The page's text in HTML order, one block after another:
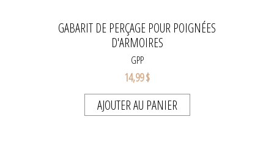
GABARIT DE PERÇAGE POUR POIGNÉES
D'ARMOIRES
GPP
14,99 $
AJOUTER AU PANIER